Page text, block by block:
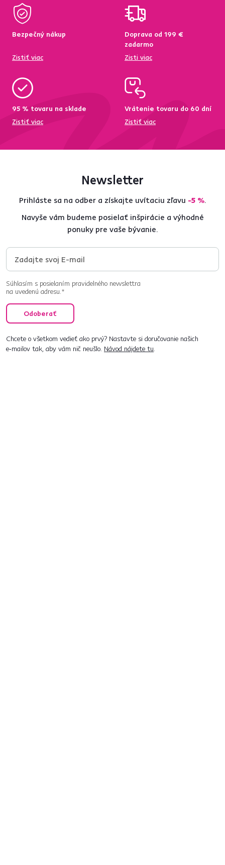
Bezpečný nákup
Zistiť viac
Doprava od 199 €
zadarmo
Zisti viac
95 % tovaru na sklade
Zistiť viac
Vrátenie tovaru do 60 dní
Zistiť viac
Newsletter
Prihláste sa na odber a získajte uvítaciu zľavu -5 %.
Navyše vám budeme posielať inšpirácie a výhodné
ponuky pre vaše bývanie.
Súhlasím s posielaním pravidelného newslettra
na uvedenú adresu.*
Odoberať
Chcete o všetkom vedieť ako prvý? Nastavte si doručovanie našich
e‑mailov tak, aby vám nič neušlo. Návod nájdete tu.